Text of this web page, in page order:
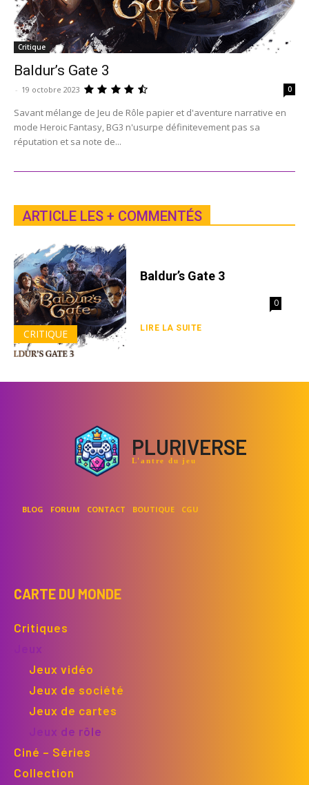
Critique
Baldur’s Gate 3
- 19 octobre 2023 0
Savant mélange de Jeu de Rôle papier et d'aventure narrative en
mode Heroic Fantasy, BG3 n'usurpe définitevement pas sa
réputation et sa note de...
ARTICLE LES + COMMENTÉS
CRITIQUE
Baldur’s Gate 3
0
LIRE LA SUITE
PLURIVERSE
L'antre du jeu
BLOG FORUM CONTACT BOUTIQUE CGU
CARTE DU MONDE
Critiques
Jeux vidéo
Jeux de société
Jeux de cartes
Jeux de rôle
Ciné – Séries
Collection